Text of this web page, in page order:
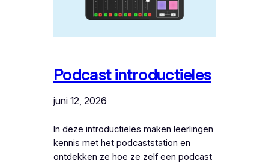
Podcast introductieles
juni 12, 2026
In deze introductieles maken leerlingen
kennis met het podcaststation en
ontdekken ze hoe ze zelf een podcast